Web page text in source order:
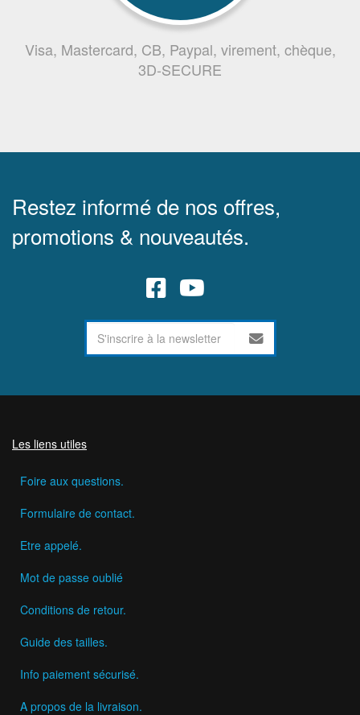
Visa, Mastercard, CB, Paypal, virement, chèque,
3D-SECURE
Restez informé de nos offres,
promotions & nouveautés.
Les liens utiles
Foire aux questions.
Formulaire de contact.
Etre appelé.
Mot de passe oublié
Conditions de retour.
Guide des tailles.
Info paiement sécurisé.
A propos de la livraison.